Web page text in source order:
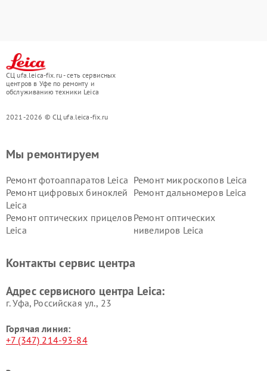
СЦ ufa.leica-fix.ru - сеть сервисных
центров в Уфе по ремонту и
обслуживанию техники Leica
2021-2026 © СЦ ufa.leica-fix.ru
Мы ремонтируем
Ремонт фотоаппаратов Leica Ремонт микроскопов Leica
Ремонт цифровых биноклей
Leica
Ремонт дальномеров Leica
Ремонт оптических прицелов
Leica
Ремонт оптических
нивелиров Leica
Контакты сервис центра
Адрес сервисного центра Leica:
г. Уфа, Российская ул., 23
Горячая линия:
+7 (347) 214-93-84